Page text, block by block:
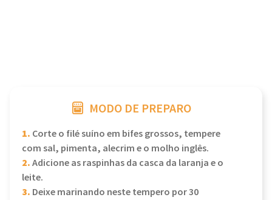
MODO DE PREPARO
1. Corte o filé suíno em bifes grossos, tempere
com sal, pimenta, alecrim e o molho inglês.
2.Adicione as raspinhas da casca da laranja e o
leite.
3. Deixe marinando neste tempero por 30